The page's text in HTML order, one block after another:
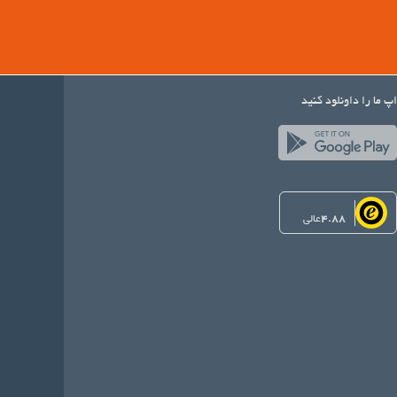
اپ ما را داونلود کنید
4.88عالی